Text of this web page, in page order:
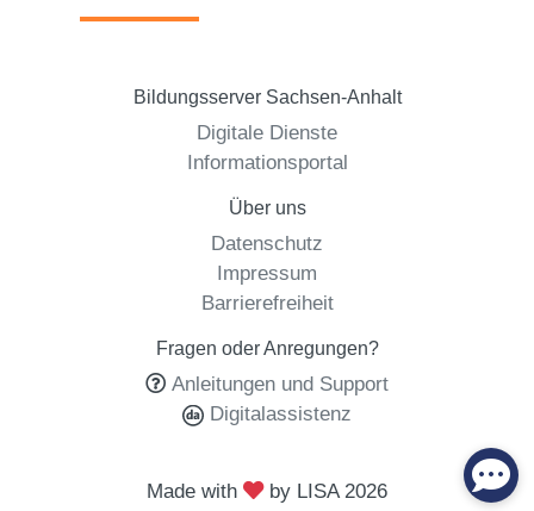
Bildungsserver Sachsen-Anhalt
Digitale Dienste
Informationsportal
Über uns
Datenschutz
Impressum
Barrierefreiheit
Fragen oder Anregungen?
Anleitungen und Support
Digitalassistenz
Made with by LISA2026